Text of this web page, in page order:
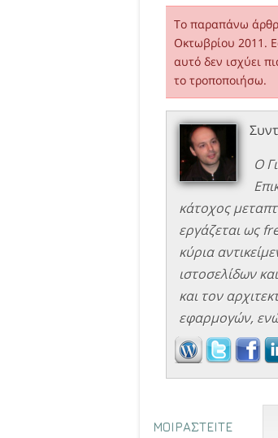
Το παραπάνω
Οκτωβρίου 2011.
αυτό δεν ισχύει
το τροποποιήσω.
Ο
κάτοχος
εργάζεται ως
κύρια
ιστοσελίδων
και τον
εφαρμογών,
ΜΟΙΡΑΣΤΕΙΤΕ